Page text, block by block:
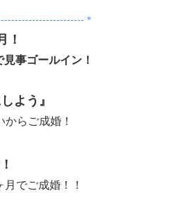
＊
！
事ゴールイン！
よう』
らご成婚！
でご成婚！！